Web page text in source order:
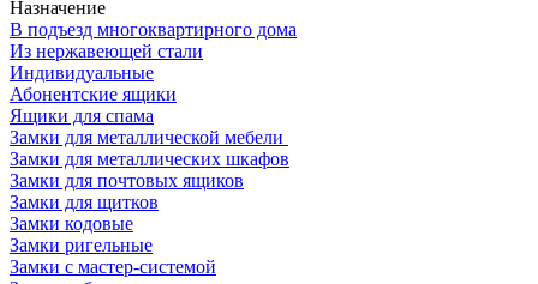
Назначение
В подъезд многоквартирного дома
Из нержавеющей стали
Индивидуальные
Абонентские ящики
Ящики для спама
Замки для металлической мебели
Замки для металлических шкафов
Замки для почтовых ящиков
Замки для щитков
Замки кодовые
Замки ригельные
Замки с мастер-системой